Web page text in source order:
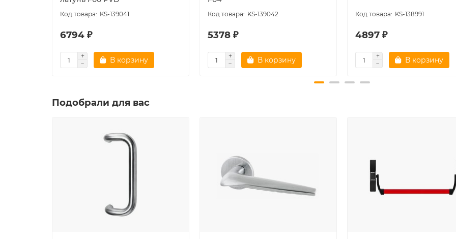
KS-139041
6794 ₽
В корзину
KS-139042
5378 ₽
В корзину
KS-138991
4897 ₽
В корзину
Подобрали для вас